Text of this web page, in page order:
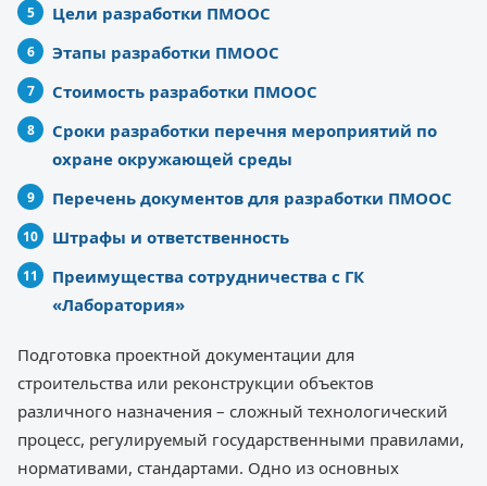
Цели разработки ПМООС
Этапы разработки ПМООС
Стоимость разработки ПМООС
Сроки разработки перечня мероприятий по
охране окружающей среды
Перечень документов для разработки ПМООС
Штрафы и ответственность
Преимущества сотрудничества с ГК
«Лаборатория»
Подготовка проектной документации для
строительства или реконструкции объектов
различного назначения – сложный технологический
процесс, регулируемый государственными правилами,
нормативами, стандартами. Одно из основных